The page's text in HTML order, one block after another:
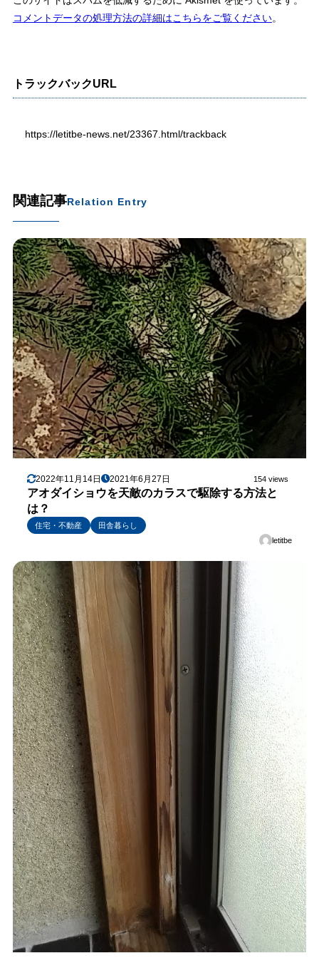
コメントデータの処理方法の詳細はこちらをご覧ください。
トラックバックURL
https://letitbe-news.net/23367.html/trackback
関連記事Relation Entry
2022年11月14日 2021年6月27日 154 views
アオダイショウを天敵のカラスで駆除する方法と
は？
住宅・不動産
田舎暮らし
letitbe